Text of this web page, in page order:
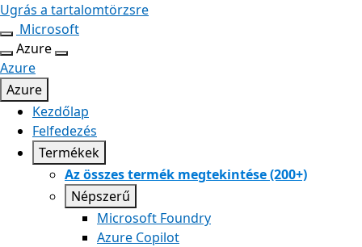
Ugrás a tartalomtörzsre
Microsoft
Azure
Azure
Azure
Kezdőlap
Felfedezés
Termékek
Az összes termék megtekintése (200+)
Népszerű
Microsoft Foundry
Azure Copilot